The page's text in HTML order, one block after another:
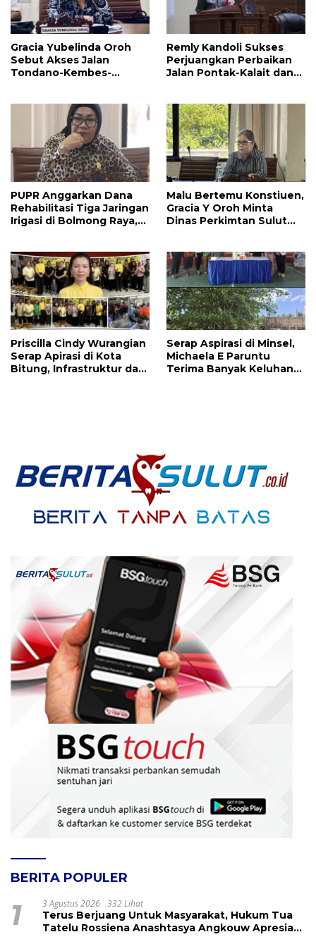
Gracia Yubelinda Oroh
Sebut Akses Jalan
Tondano-Kembes-
Remly Kandoli Sukses
Perjuangkan Perbaikan
Jalan Pontak-Kalait dan
PUPR Anggarkan Dana
Rehabilitasi Tiga Jaringan
Irigasi di Bolmong Raya,
Malu Bertemu Konstiuen,
Gracia Y Oroh Minta
Dinas Perkimtan Sulut
Jalan di Tandengan I
Priscilla Cindy Wurangian
Serap Apirasi di Kota
Bitung, Infrastruktur dan
Serap Aspirasi di Minsel,
Michaela E Paruntu
Terima Banyak Keluhan
BERITA POPULER
1 3 Agustus 2026 332 Lihat
Terus Berjuang Untuk Masyarakat, Hukum Tua
Tatelu Rossiena Anashtasya Angkouw Apresiasi